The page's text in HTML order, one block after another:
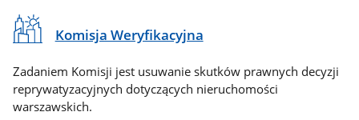
Komisja Weryfikacyjna
Zadaniem Komisji jest usuwanie skutków prawnych decyzji
reprywatyzacyjnych dotyczących nieruchomości
warszawskich.